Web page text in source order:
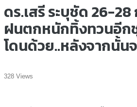
ดร.เสรี ระบุชัด 26-
ฝนตกหนักทิ้งทวนอีก
โดนด้วย..หลังจากนั้น
328 Views